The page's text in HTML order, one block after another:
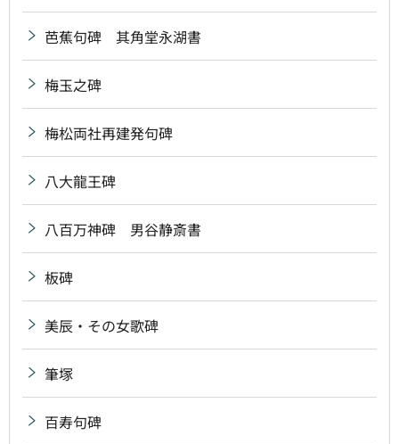
芭蕉句碑 其角堂永湖書
梅玉之碑
梅松両社再建発句碑
八大龍王碑
八百万神碑 男谷静斎書
板碑
美辰・その女歌碑
筆塚
百寿句碑